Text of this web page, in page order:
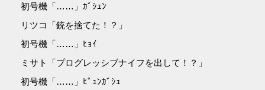
初号機「……」ｶﾞｼｭﾝ
リツコ「銃を捨てた！？」
初号機「……」ﾋｮｲ
ミサト「プログレッシブナイフを出して！？」
初号機「……」ﾋﾟｭﾝｶﾞｼｭ